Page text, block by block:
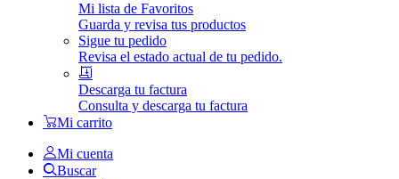
Mi lista de Favoritos
Guarda y revisa tus productos
Sigue tu pedido
Revisa el estado actual de tu pedido.
Descarga tu factura
Consulta y descarga tu factura
Mi carrito
Mi cuenta
Buscar